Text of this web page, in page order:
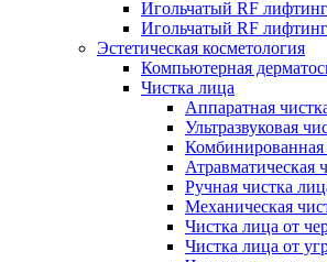
Игольчатый RF лифтинг
Игольчатый RF
Эстетическая косметология
Компьютерная
Чистка лица
Аппаратная
Ультразвуковая
Комбинированная
Атравматическая
Ручная чистка
Механическая
Чистка лица от
Чистка лица от